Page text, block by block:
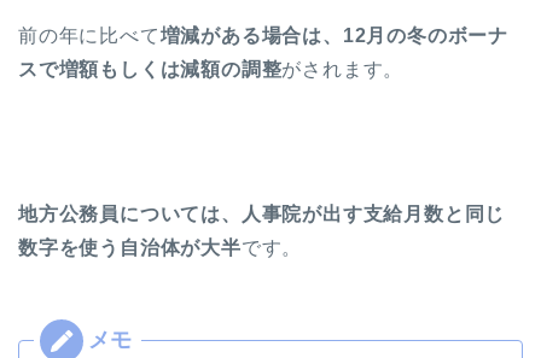
前の年に比べて増減がある場合は、12月の冬のボーナ
スで増額もしくは減額の調整がされます。
地方公務員については、人事院が出す支給月数と同じ
数字を使う自治体が大半です。